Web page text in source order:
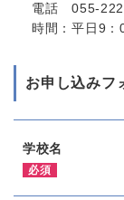
電話 055-
時間：平日9
お申し込みフ
学校名
必須